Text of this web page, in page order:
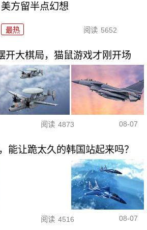
美方留半点幻想
最热 阅读 5652
开大棋局，猫鼠游戏才刚开场
阅读 4873 08-07
能让跪太久的韩国站起来吗？
阅读 4516 08-07